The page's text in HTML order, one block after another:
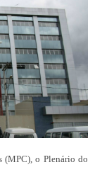
(MPC), o Plenário do